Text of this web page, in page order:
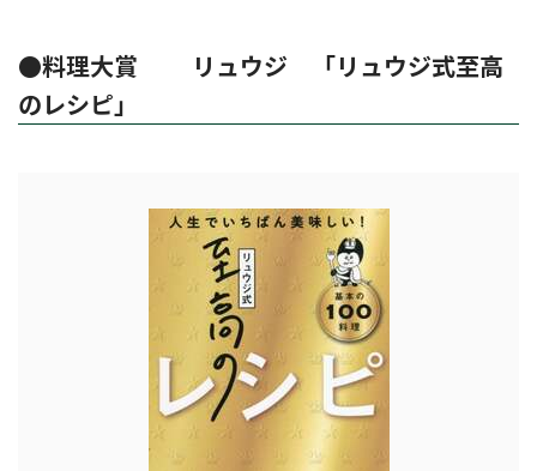
●料理大賞 リュウジ 「リュウジ式至高
のレシピ」